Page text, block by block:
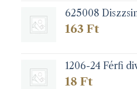
625008
163 Ft
1206-24 Férfi
18 Ft